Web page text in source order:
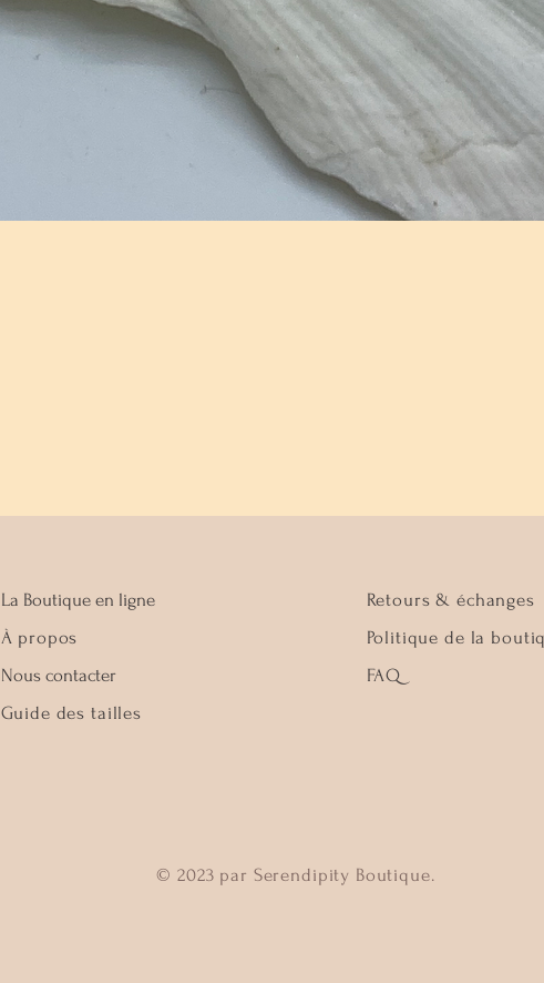
La Boutique en ligne
À propos
Nous contacter
Guide des tailles
Retours & échanges
Politique de la
FAQ
© 2023 par Serendipity Boutique.